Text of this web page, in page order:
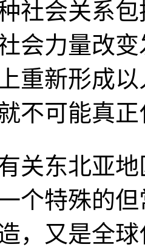
社会关系
会力量改
重新形成
不可能真
关东北亚
个特殊的
，又是全